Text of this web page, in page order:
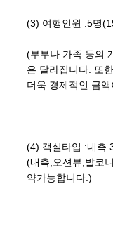
(3) 여행인원 :5명
(부부나 가족 등의
은 달라집니다. 또
더욱 경제적인 금
(4) 객실타입 :내측
(내측,오션뷰,발코
약가능합니다.)